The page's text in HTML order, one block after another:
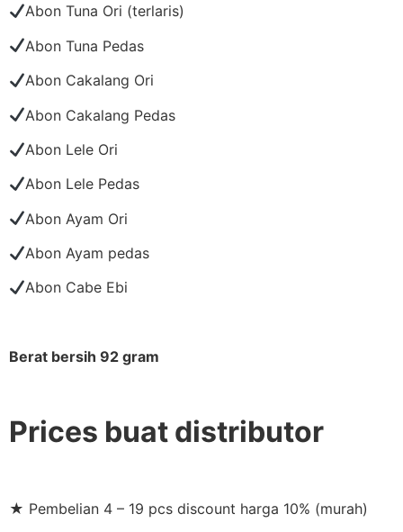
Abon Tuna Ori (terlaris)
Abon Tuna Pedas
Abon Cakalang Ori
Abon Cakalang Pedas
Abon Lele Ori
Abon Lele Pedas
Abon Ayam Ori
Abon Ayam pedas
Abon Cabe Ebi
Berat bersih 92 gram
Prices buat distributor
★ Pembelian 4 – 19 pcs discount harga 10% (murah)